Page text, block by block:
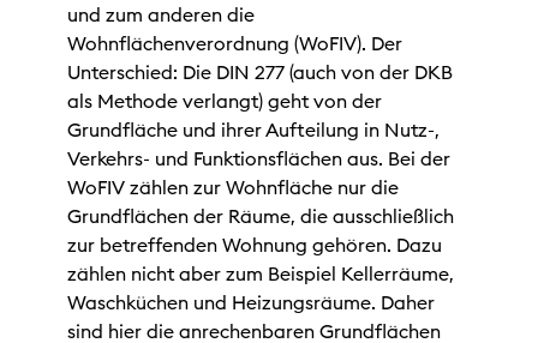
und zum anderen die
Wohnflächenverordnung (WoFIV). Der
Unterschied: Die DIN 277 (auch von der DKB
als Methode verlangt) geht von der
Grundfläche und ihrer Aufteilung in Nutz-,
Verkehrs- und Funktionsflächen aus. Bei der
WoFIV zählen zur Wohnfläche nur die
Grundflächen der Räume, die ausschließlich
zur betreffenden Wohnung gehören. Dazu
zählen nicht aber zum Beispiel Kellerräume,
Waschküchen und Heizungsräume. Daher
sind hier die anrechenbaren Grundflächen